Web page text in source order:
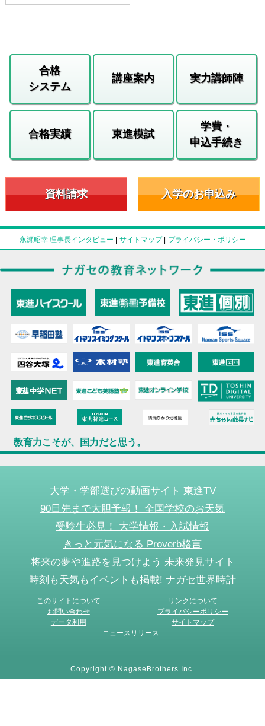
合格
システム
講座案内 実力講師陣
合格実績 東進模試
学費・
申込手続き
資料請求 入学のお申込み
永瀬昭幸 理事長インタビュー サイトマップ| プライバシー・ポリシー
教育力こそが、国力だと思う。
大学・学部選びの動画サイト 東進TV
90日先まで大胆予報！ 全国学校のお天気
受験生必見！ 大学情報・入試情報
きっと元気になる Proverb格言
将来の夢や進路を見つけよう 未来発見サイト
時刻も天気もイベントも掲載! ナガセ世界時計
このサイトについて
リンクについて
お問い合わせ
プライバシーポリシー
データ利用
サイトマップ
ニュースリリース
Copyright © NagaseBrothers Inc.